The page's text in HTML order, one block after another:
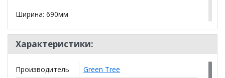
Ширина: 690мм
Глубина: 490 мм
Высота: 400 мм
Вес: 5.5 кг
Характеристики:
Производитель
Green Tree